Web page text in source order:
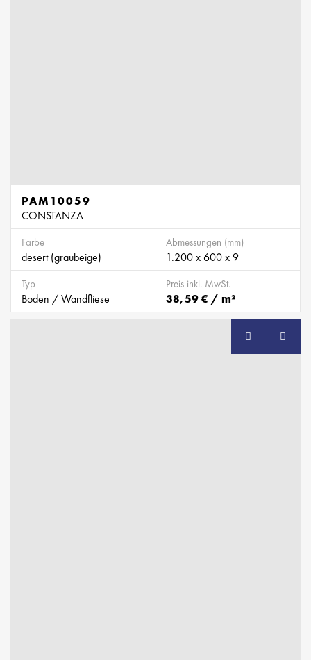
PAM10059
CONSTANZA
Farbe
desert (graubeige)
Abmessungen (mm)
1.200 x 600 x 9
Typ
Boden / Wandfliese
Preis inkl. MwSt.
38,59 € / m²